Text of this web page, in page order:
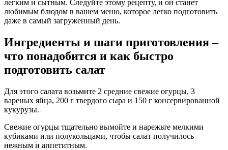
легким и сытным. Следуйте этому рецепту, и он станет
любимым блюдом в вашем меню, которое легко подготовить
даже в самый загруженный день.
Ингредиенты и шаги приготовления –
что понадобится и как быстро
подготовить салат
Для этого салата возьмите 2 средние свежие огурцы, 3
вареных яйца, 200 г твердого сыра и 150 г консервированной
кукурузы.
Свежие огурцы тщательно вымойте и нарежьте мелкими
кубиками или полукольцами, чтобы салат получилось
нежным и аппетитным.